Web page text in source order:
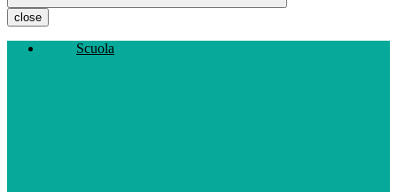
close
Scuola